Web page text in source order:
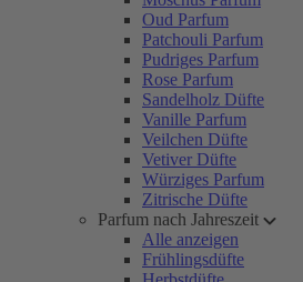
Oud Parfum
Patchouli Parfum
Pudriges Parfum
Rose Parfum
Sandelholz Düfte
Vanille Parfum
Veilchen Düfte
Vetiver Düfte
Würziges Parfum
Zitrische Düfte
Parfum nach Jahreszeit
Alle anzeigen
Frühlingsdüfte